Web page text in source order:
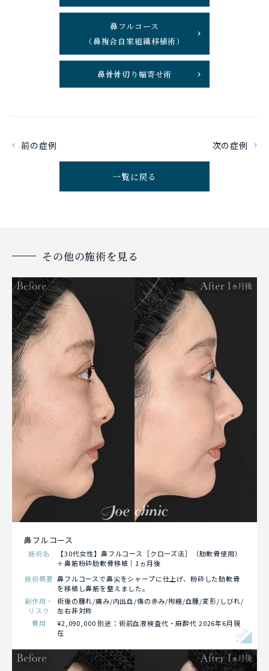
鼻フルコース
（鼻複合自家組織移植術）
鼻骨骨切り幅寄せ術
前の症例 次の症例
一覧に戻る
その他の施術を見る
鼻フルコース
施術名
【30代女性】鼻フルコース［クローズ法］（肋軟骨使用）
＋鼻筋粉砕肋軟骨移植｜1ヵ月後
施術概要 鼻フルコースで鼻尖をシャープに仕上げ、粉砕した肋軟骨
を移植し鼻筋を整えました。
副作用・
リスク
術後の腫れ/痛み/内出血/傷の赤み/拘縮/血腫/変形/しびれ/
左右非対称
費用
¥2,090,000 別途：術前血液検査代・麻酔代 2026年6月現
在
click